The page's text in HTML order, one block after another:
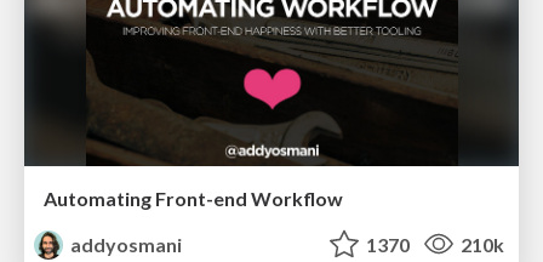
Automating Front-end Workflow
addyosmani
1370 210k